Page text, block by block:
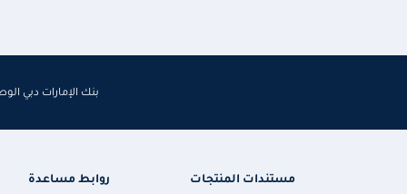
بنك الإمارات دبي
مستندات المنتجات روابط مساعدة